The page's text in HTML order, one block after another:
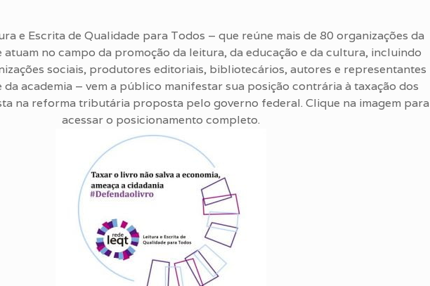
e Escrita de Qualidade para Todos – que reúne mais de 80 organizações da
atuam no campo da promoção da leitura, da educação e da cultura, incluindo
sociais, produtores editoriais, bibliotecários, autores e representantes
academia – vem a público manifestar sua posição contrária à taxação dos
na reforma tributária proposta pelo governo federal. Clique na imagem para
acessar o posicionamento completo.